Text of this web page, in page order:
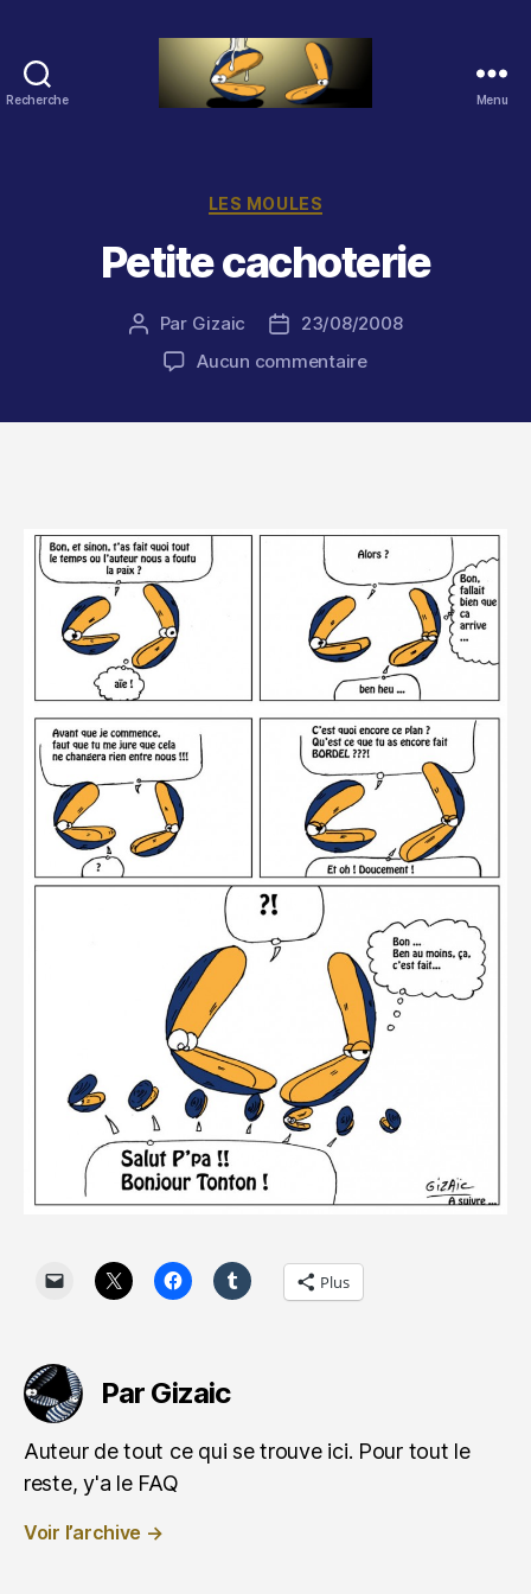
Recherche Menu
Catégories
LES MOULES
Petite cachoterie
Auteur
l’article
Par Gizaic
Date23/08/2008
Aucun commentairesur
Plus
Par Gizaic
Auteur de tout ce qui se trouve ici. Pour tout le
reste, y'a le FAQ
Voir l’archive →